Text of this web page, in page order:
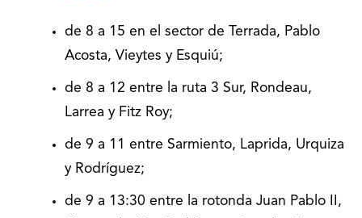
de 8 a 15 en el sector de Terrada, Pablo
Acosta, Vieytes y Esquiú;
de 8 a 12 entre la ruta 3 Sur, Rondeau,
Larrea y Fitz Roy;
de 9 a 11 entre Sarmiento, Laprida, Urquiza
y Rodríguez;
de 9 a 13:30 entre la rotonda Juan Pablo II,